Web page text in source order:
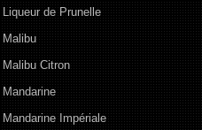
Liqueur de Prunelle
Malibu
Malibu Citron
Mandarine
Mandarine Impériale